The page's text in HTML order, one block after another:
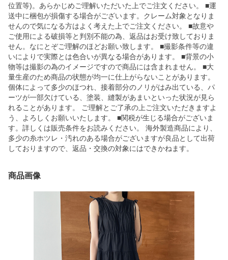
位置等)。あらかじめご理解いただいた上でご注文ください。 ■運
送中に梱包が損傷する場合がございます。クレーム対象となりま
せんので気になる方はよく考えた上でご注文ください。 ■故意や
ご使用による破損等と判別不能の為、返品はお受け致しておりま
せん。なにとぞご理解のほどお願い致します。 ■撮影条件等の違
いによりで実際とは色合いが異なる場合があります。 ■背景の小
物等は撮影の為のイメージですので商品には含まれません。 ■大
量生産のため商品の状態が均一に仕上がらないことがあります。
個体によって多少のほつれ、接着部分のノリがはみ出ている、パ
ーツが一部欠けている、塗装、縫製があまいといった状況が見ら
れることがあります。 ご理解とご了承の上ご注文いただきますよ
う、よろしくお願いいたします。 ■関税が生じる場合がございま
す。詳しくは販売条件をお読みください。 海外製造商品により、
多少の糸ホツレ・汚れのある場合がございますが良品として出荷
しておりますので、返品・交換の対象にはできかねます。
商品画像